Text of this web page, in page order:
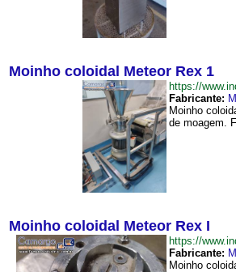
Moinho coloidal Meteor Rex 1
https://
Fabricante:
Moinho
de moagem.
Moinho coloidal Meteor Rex I
https://
Fabricante:
Moinho